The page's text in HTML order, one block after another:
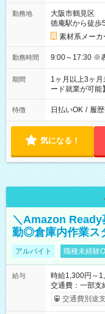
勤務地
大阪市鶴見区
徳庵駅から徒歩
素材系メーカ
勤務時間
期間
1ヶ月以上3ヶ
ード就業が可能
特徴 日払いOK / 履
気になる！
＼Amazon
勤◎倉庫内作業ス
アルバイト 職種未経験
給与
時給1,300円～
交通費：一部支
実費支給） ※22:00～翌5:00までは時給25%UP！ ■給与前払い
制度あり ※前
交通費別途